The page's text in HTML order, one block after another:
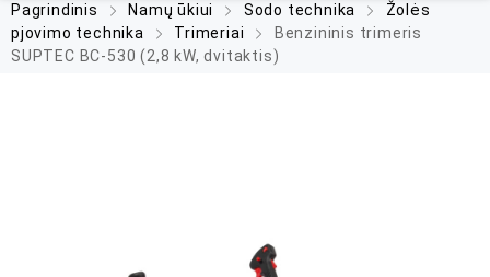
Pagrindinis Namų ūkiui Sodo technika
Žolės
pjovimo technika
Trimeriai
Benzininis trimeris
SUPTEC BC-530 (2,8 kW, dvitaktis)